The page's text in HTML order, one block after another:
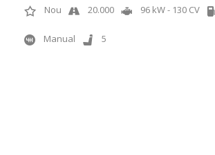
Nou 20.000 96 kW - 130 CV
Manual 5